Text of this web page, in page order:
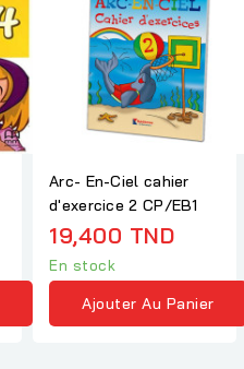
Arc- En-Ciel cahier
d'exercice 2 CP/EB1
19,400 TND
En stock
Ajouter Au Panier